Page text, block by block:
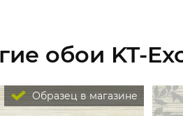
обои KT-
Образец в магазине